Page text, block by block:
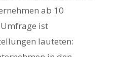
ab 10
ist
lauteten: